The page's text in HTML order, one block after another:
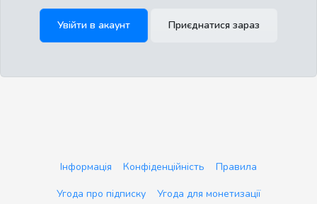
Увійти в акаунт Приєднатися зараз
Інформація Конфіденційність
Правила
Угода про підписку
Угода для монетизації